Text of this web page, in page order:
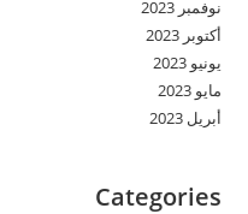
نوفمبر 2023
أكتوبر 2023
يونيو 2023
مايو 2023
أبريل 2023
Categories